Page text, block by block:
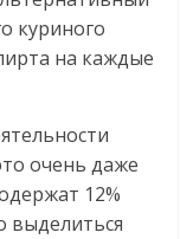
куриного
на каждые
очень даже
12%
выделиться